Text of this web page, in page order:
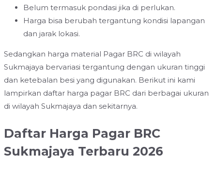
Belum termasuk pondasi jika di perlukan.
Harga bisa berubah tergantung kondisi lapangan
dan jarak lokasi.
Sedangkan harga material Pagar BRC di wilayah
Sukmajaya bervariasi tergantung dengan ukuran tinggi
dan ketebalan besi yang digunakan. Berikut ini kami
lampirkan daftar harga pagar BRC dari berbagai ukuran
di wilayah Sukmajaya dan sekitarnya.
Daftar Harga Pagar BRC
Sukmajaya Terbaru 2026